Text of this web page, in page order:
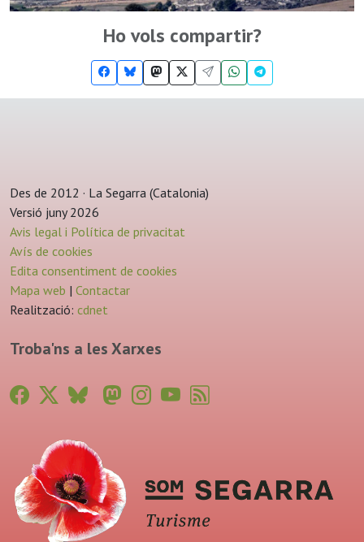
Ho vols compartir?
Des de 2012 · La Segarra (Catalonia)
Versió juny 2026
Avis legal i Política de privacitat
Avís de cookies
Edita consentiment de cookies
Mapa web | Contactar
Realització: cdnet
Troba'ns a les Xarxes